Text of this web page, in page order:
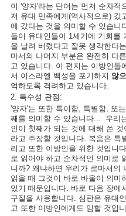
이 '양자'라는 단어는 먼저 순차적
저 유대 민족에게(역사적으로) 갔
에 갔다는 것을 의미할 수 있습니
들이 유대인들이 1세기에 기회를
을 날려 버렸다고 잘못 생각한다
마서의 나머지 부분은 완전히 다
고 있습니다. 이 편지는 이방인들
서 이스라엘 백성을 포기하지 않
억하도록 격려하고 있습니다.
2. 특수성 관점:
'양자'는 또한 특이함, 특별함, 또
째를 의미할 수 있습니다...  우리
인이 첫째가 되는 것에 대해 쓴 것
라고 주장할 것입니다. 복음은 특
리고 또한 이방인을 위한 것입니
로 읽어야 하고 순차적인 의미로
니까? 왜냐하면 우리가 로마서의
읽을 때 그것이 바로 바울이 의미
있기 때문입니다. 바로 다음 장에
구절을 사용합니다. 심판은 유대
고 또한 이방인에게도 임할 것입